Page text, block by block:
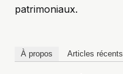
patrimoniaux.
À propos Articles récents